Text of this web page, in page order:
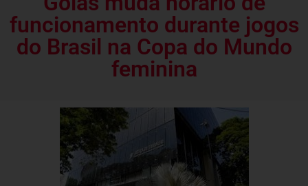
funcionamento durante jogos
do Brasil na Copa do Mundo
feminina